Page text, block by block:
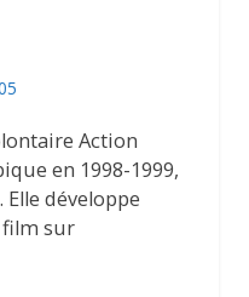
Action
en 1998-1999,
développe
sur